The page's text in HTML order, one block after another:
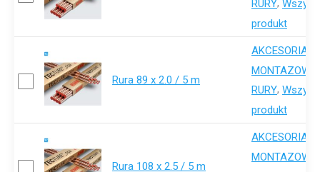
RURY,
produkt
Rura 89 x 2.0 / 5 m
AKCESORIA-
MONTAZOWE
RURY,
produkt
Rura 108 x 2.5 / 5 m
AKCESORIA-
MONTAZOWE